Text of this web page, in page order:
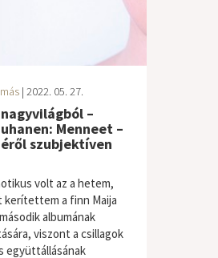
| 2022. 05. 27.
–
Menneet –
szubjektíven
volt az a hetem,
kerítettem a finn Maija
albumának
viszont a csillagok
együttállásának